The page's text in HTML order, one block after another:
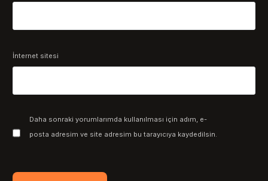
İnternet sitesi
Daha sonraki yorumlarımda kullanılması için adım, e-
posta adresim ve site adresim bu tarayıcıya kaydedilsin.